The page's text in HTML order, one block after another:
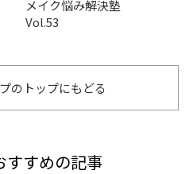
メイク悩み解決塾
Vol.53
のトップにもどる
すすめの記事